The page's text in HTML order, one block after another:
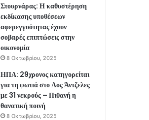
Στουρνάρας: Η καθυστέρηση
εκδίκασης υποθέσεων
αφερεγγυότητας έχουν
σοβαρές επιπτώσεις στην
οικονομία
8 Οκτωβρίου, 2025
ΗΠΑ: 29χρονος κατηγορείται
για τη φωτιά στο Λος Άντζελες
με 31 νεκρούς – Πιθανή η
θανατική ποινή
8 Οκτωβρίου, 2025